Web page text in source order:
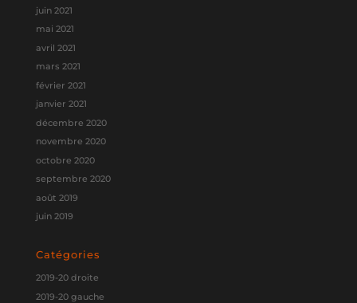
juin 2021
mai 2021
avril 2021
mars 2021
février 2021
janvier 2021
décembre 2020
novembre 2020
octobre 2020
septembre 2020
août 2019
juin 2019
Catégories
2019-20 droite
2019-20 gauche